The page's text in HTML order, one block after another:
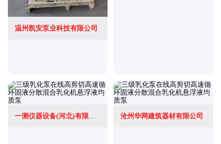
温州凯安泵业科技有限公司
一测仪器设备(河北)有限公司 沧州华网建筑器材有限公司